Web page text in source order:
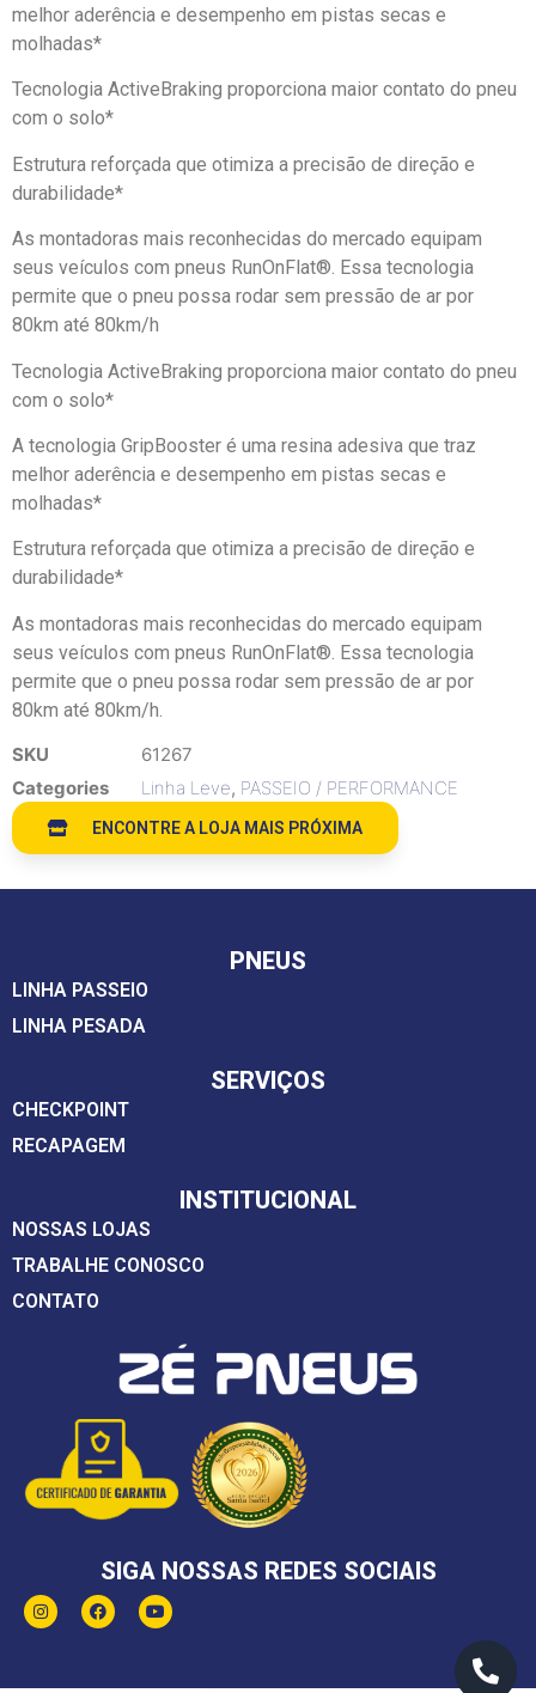
melhor aderência e desempenho em pistas secas e
molhadas*
Tecnologia ActiveBraking proporciona maior contato do pneu
com o solo*
Estrutura reforçada que otimiza a precisão de direção e
durabilidade*
As montadoras mais reconhecidas do mercado equipam
seus veículos com pneus RunOnFlat®. Essa tecnologia
permite que o pneu possa rodar sem pressão de ar por
80km até 80km/h
Tecnologia ActiveBraking proporciona maior contato do pneu
com o solo*
A tecnologia GripBooster é uma resina adesiva que traz
melhor aderência e desempenho em pistas secas e
molhadas*
Estrutura reforçada que otimiza a precisão de direção e
durabilidade*
As montadoras mais reconhecidas do mercado equipam
seus veículos com pneus RunOnFlat®. Essa tecnologia
permite que o pneu possa rodar sem pressão de ar por
80km até 80km/h.
SKU
61267
Categories
Linha Leve, PASSEIO / PERFORMANCE
ENCONTRE A LOJA MAIS PRÓXIMA
PNEUS
LINHA PASSEIO
LINHA PESADA
SERVIÇOS
CHECKPOINT
RECAPAGEM
INSTITUCIONAL
NOSSAS LOJAS
TRABALHE CONOSCO
CONTATO
SIGA NOSSAS REDES SOCIAIS